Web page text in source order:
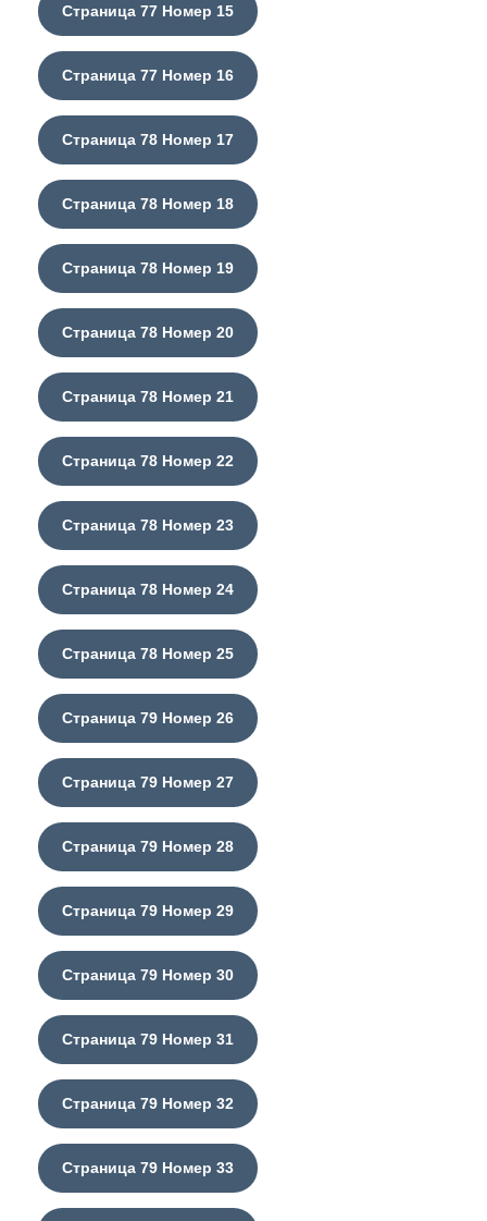
Страница 77 Номер 15
Страница 77 Номер 16
Страница 78 Номер 17
Страница 78 Номер 18
Страница 78 Номер 19
Страница 78 Номер 20
Страница 78 Номер 21
Страница 78 Номер 22
Страница 78 Номер 23
Страница 78 Номер 24
Страница 78 Номер 25
Страница 79 Номер 26
Страница 79 Номер 27
Страница 79 Номер 28
Страница 79 Номер 29
Страница 79 Номер 30
Страница 79 Номер 31
Страница 79 Номер 32
Страница 79 Номер 33